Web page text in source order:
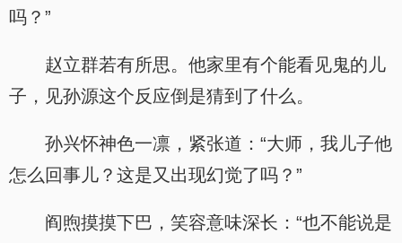
吗？”
赵立群若有所思。他家里有个能看见鬼的儿
子，见孙源这个反应倒是猜到了什么。
孙兴怀神色一凛，紧张道：“大师，我儿子他
怎么回事儿？这是又出现幻觉了吗？”
阎煦摸摸下巴，笑容意味深长：“也不能说是